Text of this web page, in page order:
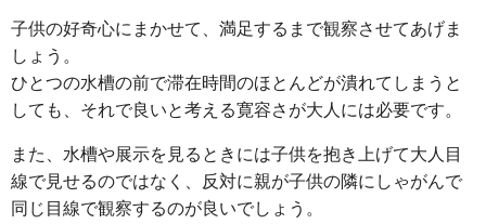
子供の好奇心にまかせて、満足するまで観察させてあげま
しょう。
ひとつの水槽の前で滞在時間のほとんどが潰れてしまうと
しても、それで良いと考える寛容さが大人には必要です。
また、水槽や展示を見るときには子供を抱き上げて大人目
線で見せるのではなく、反対に親が子供の隣にしゃがんで
同じ目線で観察するのが良いでしょう。